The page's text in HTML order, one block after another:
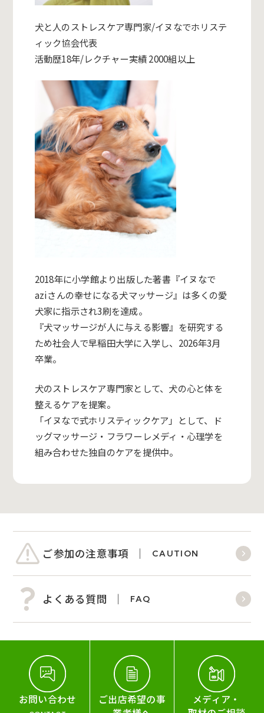
犬と人のストレスケア専門家/イヌなでホリステ
ィック協会代表
活動歴18年/レクチャー実績 2000組以上
2018年に小学館より出版した著書『イヌなで
aziさんの幸せになる犬マッサージ』は多くの愛
犬家に指示され3刷を達成。
『犬マッサージが人に与える影響』を研究する
ため社会人で早稲田大学に入学し、2026年3月
卒業。
犬のストレスケア専門家として、犬の心と体を
整えるケアを提案。
「イヌなで式ホリスティックケア」として、ド
ッグマッサージ・フラワーレメディ・心理学を
組み合わせた独自のケアを提供中。
ご参加の注意事項 CAUTION
よくある質問 FAQ
お問い合わせ
ご出店希望の事
メディア・